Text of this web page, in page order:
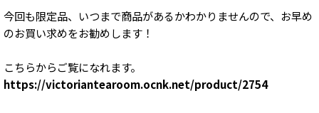
今回も限定品、いつまで商品があるかわかりませんので、お早め
のお買い求めをお勧めします！
こちらからご覧になれます。
https://victoriantearoom.ocnk.net/product/2754